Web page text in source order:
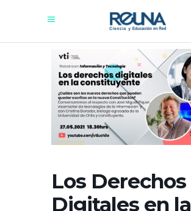
Los Derechos
Digitales en la